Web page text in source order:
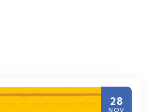
28
NOV